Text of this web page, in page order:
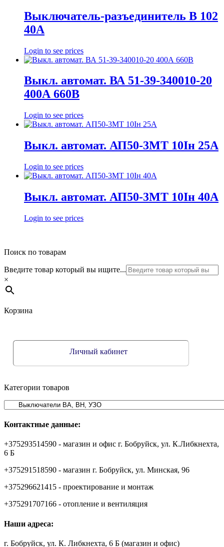
Выключатель-разъединитель В 102
40А
Login to see prices
Выкл. автомат. ВА 51-39-340010-20
400А 660В
Login to see prices
Выкл. автомат. АП50-3МТ 10Iн 25А
Login to see prices
Выкл. автомат. АП50-3МТ 10Iн 40А
Login to see prices
Поиск по товарам
Введите товар который вы ищите...
×
Корзина
Личный кабинет
Категории товаров
Контактные данные:
+375293514590 - магазин и офис г. Бобруйск, ул. К.Либкнехта,
6 Б
+375291518590 - магазин г. Бобруйск, ул. Минская, 96
+375296621415 - проектирование и монтаж
+375291707166 - отопление и вентиляция
Наши адреса:
г. Бобруйск, ул. К. Либкнехта, 6 Б (магазин и офис)